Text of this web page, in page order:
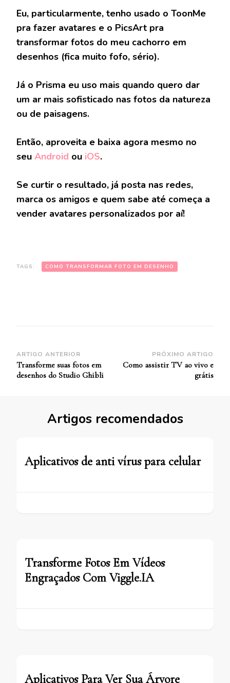
Eu, particularmente, tenho usado o ToonMe
pra fazer avatares e o PicsArt pra
transformar fotos do meu cachorro em
desenhos (fica muito fofo, sério).
Já o Prisma eu uso mais quando quero dar
um ar mais sofisticado nas fotos da natureza
ou de paisagens.
Então, aproveita e baixa agora mesmo no
seu Android ou iOS.
Se curtir o resultado, já posta nas redes,
marca os amigos e quem sabe até começa a
vender avatares personalizados por aí!
TAGS: COMO TRANSFORMAR FOTO EM DESENHO
Navegação
de
ARTIGO ANTERIOR
Transforme suas fotos em
desenhos do Studio Ghibli
PRÓXIMO ARTIGO
Como assistir TV ao vivo e
grátis
Artigos recomendados
Aplicativos de anti vírus para celular
Transforme Fotos Em Vídeos
Engraçados Com Viggle.IA
Aplicativos Para Ver Sua Árvore